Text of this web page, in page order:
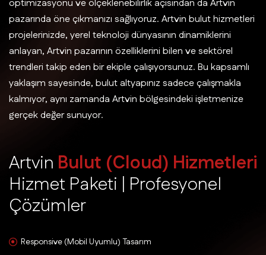
optimizasyonu ve ölçeklenebilirlik açısından da Artvin
pazarında öne çıkmanızı sağlıyoruz. Artvin bulut hizmetleri
projelerinizde, yerel teknoloji dünyasının dinamiklerini
anlayan, Artvin pazarının özelliklerini bilen ve sektörel
trendleri takip eden bir ekiple çalışıyorsunuz. Bu kapsamlı
yaklaşım sayesinde, bulut altyapınız sadece çalışmakla
kalmıyor, aynı zamanda Artvin bölgesindeki işletmenize
gerçek değer sunuyor.
Artvin Bulut (Cloud) Hizmetleri
Hizmet Paketi | Profesyonel
Çözümler
Responsive (Mobil Uyumlu) Tasarım